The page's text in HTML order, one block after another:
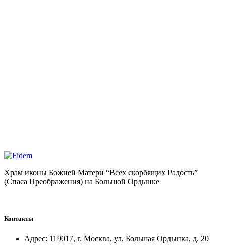
Храм иконы Божией Матери “Всех скорбящих Радость”
(Спаса Преображения) на Большой Ордынке
Контакты
Адрес: 119017, г. Москва, ул. Большая Ордынка, д. 20